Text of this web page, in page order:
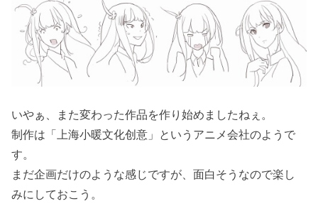
いやぁ、また変わった作品を作り始めましたねぇ。
制作は「上海小暖文化创意」というアニメ会社のようで
す。
まだ企画だけのような感じですが、面白そうなので楽し
みにしておこう。